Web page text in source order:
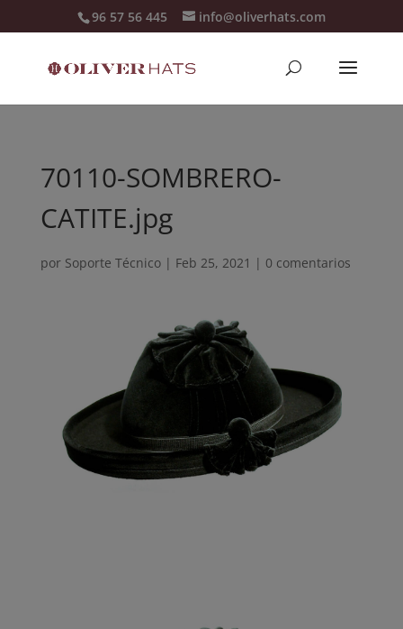
96 57 56 445 info@oliverhats.com
70110-SOMBRERO-
CATITE.jpg
por Soporte Técnico| Feb 25, 2021 | 0 comentarios